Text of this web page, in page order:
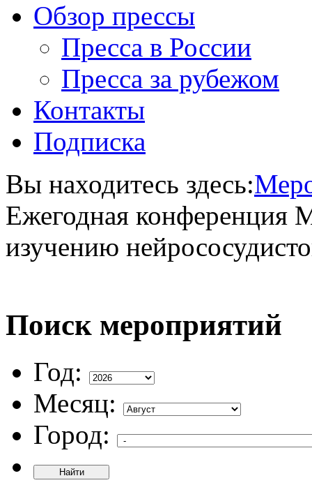
Обзор прессы
Пресса в России
Пресса за рубежом
Контакты
Подписка
Вы находитесь здесь:
Ежегодная конференция
изучению
Поиск мероприятий
Год:
Месяц:
Город:
Найти